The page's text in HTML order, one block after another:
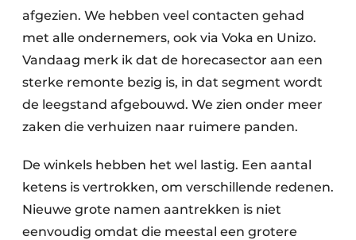
afgezien. We hebben veel contacten gehad
met alle ondernemers, ook via Voka en Unizo.
Vandaag merk ik dat de horecasector aan een
sterke remonte bezig is, in dat segment wordt
de leegstand afgebouwd. We zien onder meer
zaken die verhuizen naar ruimere panden.
De winkels hebben het wel lastig. Een aantal
ketens is vertrokken, om verschillende redenen.
Nieuwe grote namen aantrekken is niet
eenvoudig omdat die meestal een grotere